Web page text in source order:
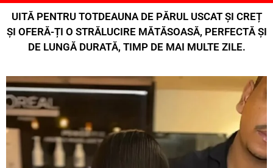
UITĂ PENTRU TOTDEAUNA DE PĂRUL USCAT ȘI CREȚ
ȘI OFERĂ-ȚI O STRĂLUCIRE MĂTĂSOASĂ, PERFECTĂ ȘI
DE LUNGĂ DURATĂ, TIMP DE MAI MULTE ZILE.